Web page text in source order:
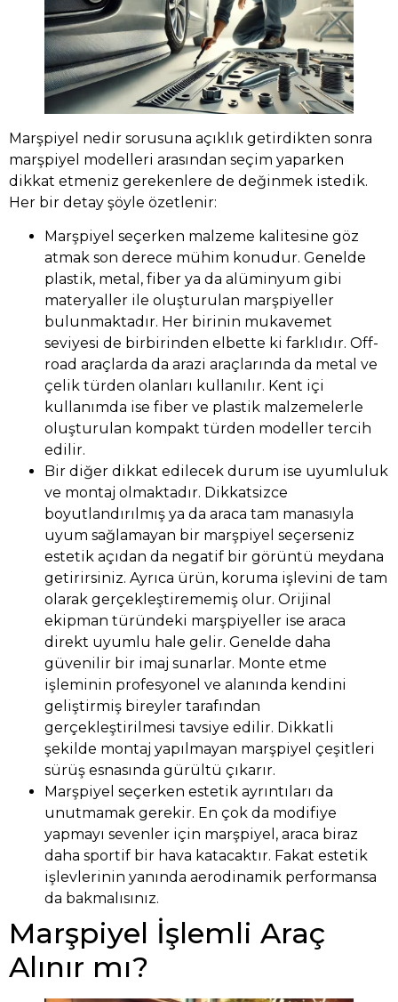
Marşpiyel nedir sorusuna açıklık getirdikten sonra
marşpiyel modelleri arasından seçim yaparken
dikkat etmeniz gerekenlere de değinmek istedik.
Her bir detay şöyle özetlenir:
Marşpiyel seçerken malzeme kalitesine göz
atmak son derece mühim konudur. Genelde
plastik, metal, fiber ya da alüminyum gibi
materyaller ile oluşturulan marşpiyeller
bulunmaktadır. Her birinin mukavemet
seviyesi de birbirinden elbette ki farklıdır. Off-
road araçlarda da arazi araçlarında da metal ve
çelik türden olanları kullanılır. Kent içi
kullanımda ise fiber ve plastik malzemelerle
oluşturulan kompakt türden modeller tercih
edilir.
Bir diğer dikkat edilecek durum ise uyumluluk
ve montaj olmaktadır. Dikkatsizce
boyutlandırılmış ya da araca tam manasıyla
uyum sağlamayan bir marşpiyel seçerseniz
estetik açıdan da negatif bir görüntü meydana
getirirsiniz. Ayrıca ürün, koruma işlevini de tam
olarak gerçekleştirememiş olur. Orijinal
ekipman türündeki marşpiyeller ise araca
direkt uyumlu hale gelir. Genelde daha
güvenilir bir imaj sunarlar. Monte etme
işleminin profesyonel ve alanında kendini
geliştirmiş bireyler tarafından
gerçekleştirilmesi tavsiye edilir. Dikkatli
şekilde montaj yapılmayan marşpiyel çeşitleri
sürüş esnasında gürültü çıkarır.
Marşpiyel seçerken estetik ayrıntıları da
unutmamak gerekir. En çok da modifiye
yapmayı sevenler için marşpiyel, araca biraz
daha sportif bir hava katacaktır. Fakat estetik
işlevlerinin yanında aerodinamik performansa
da bakmalısınız.
Marşpiyel İşlemli Araç
Alınır mı?